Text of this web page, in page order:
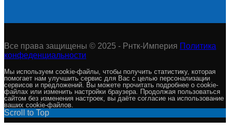
Все права защищены © 2025 - Рнтк-Империя Политика
конфеденциальности
Мы используем cookie-файлы, чтобы получить статистику, которая
помогает нам улучшить сервис для Вас с целью персонализации
сервисов и предложений. Вы можете прочитать подробнее о cookie-
файлах или изменить настройки браузера. Продолжая пользоваться
сайтом без изменения настроек, вы даёте согласие на использование
ваших cookie-файлов.
Scroll to Top